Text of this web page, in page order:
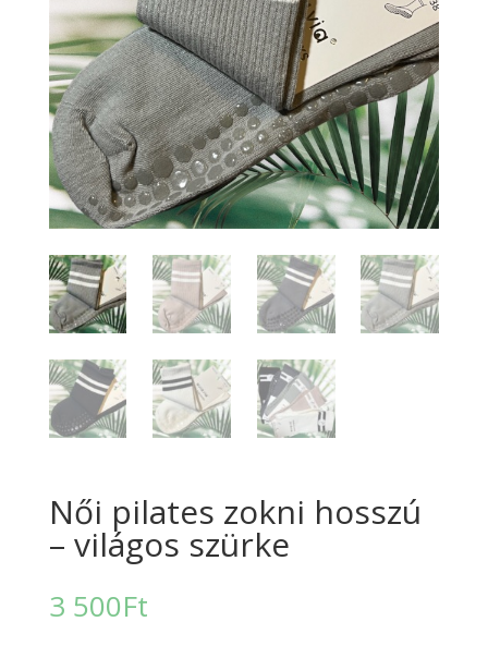
Női pilates zokni hosszú
– világos szürke
3 500Ft